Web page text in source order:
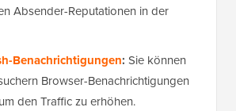
Absender-Reputationen in der
Benachrichtigungen: Sie können
Browser-Benachrichtigungen
den Traffic zu erhöhen.